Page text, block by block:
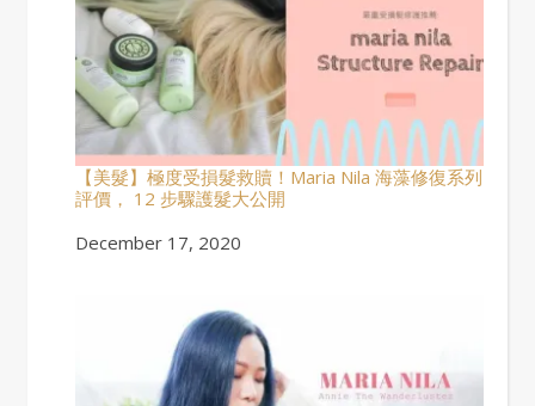
【美髮】極度受損髮救贖！Maria Nila 海藻修復系列
評價， 12 步驟護髮大公開
Date
December 17, 2020